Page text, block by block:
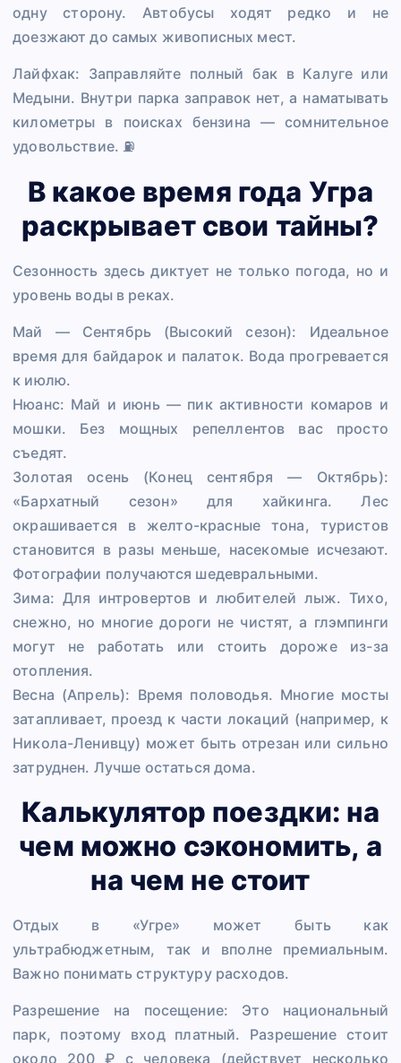
одну сторону. Автобусы ходят редко и не
доезжают до самых живописных мест.
Лайфхак: Заправляйте полный бак в Калуге или
Медыни. Внутри парка заправок нет, а наматывать
километры в поисках бензина — сомнительное
удовольствие. ⛽
В какое время года Угра
раскрывает свои тайны?
Сезонность здесь диктует не только погода, но и
уровень воды в реках.
Май — Сентябрь (Высокий сезон): Идеальное
время для байдарок и палаток. Вода прогревается
к июлю.
Нюанс: Май и июнь — пик активности комаров и
мошки. Без мощных репеллентов вас просто
съедят.
Золотая осень (Конец сентября — Октябрь):
«Бархатный сезон» для хайкинга. Лес
окрашивается в желто-красные тона, туристов
становится в разы меньше, насекомые исчезают.
Фотографии получаются шедевральными.
Зима: Для интровертов и любителей лыж. Тихо,
снежно, но многие дороги не чистят, а глэмпинги
могут не работать или стоить дороже из-за
отопления.
Весна (Апрель): Время половодья. Многие мосты
затапливает, проезд к части локаций (например, к
Никола-Ленивцу) может быть отрезан или сильно
затруднен. Лучше остаться дома.
Калькулятор поездки: на
чем можно сэкономить, а
на чем не стоит
Отдых в «Угре» может быть как
ультрабюджетным, так и вполне премиальным.
Важно понимать структуру расходов.
Разрешение на посещение: Это национальный
парк, поэтому вход платный. Разрешение стоит
около 200 ₽ с человека (действует несколько